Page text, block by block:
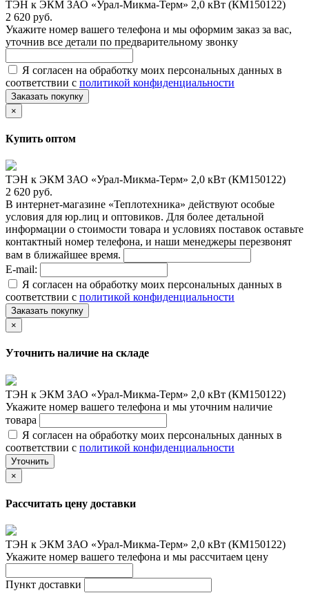
ТЭН к ЭКМ ЗАО «Урал-Микма-Терм» 2,0 кВт (КМ150122)
2 620 руб.
Укажите номер вашего телефона и мы оформим заказ за вас,
уточнив все детали по предварительному звонку
Я согласен на обработку моих персональных данных в
соответствии с политикой конфиденциальности
Заказать покупку
×
Купить оптом
ТЭН к ЭКМ ЗАО «Урал-Микма-Терм» 2,0 кВт (КМ150122)
2 620 руб.
В интернет-магазине «Теплотехника» действуют особые
условия для юр.лиц и оптовиков. Для более детальной
информации о стоимости товара и условиях поставок оставьте
контактный номер телефона, и наши менеджеры перезвонят
вам в ближайшее время.
E-mail:
Я согласен на обработку моих персональных данных в
соответствии с политикой конфиденциальности
Заказать покупку
×
Уточнить наличие на складе
ТЭН к ЭКМ ЗАО «Урал-Микма-Терм» 2,0 кВт (КМ150122)
Укажите номер вашего телефона и мы уточним наличие
товара
Я согласен на обработку моих персональных данных в
соответствии с политикой конфиденциальности
Уточнить
×
Рассчитать цену доставки
ТЭН к ЭКМ ЗАО «Урал-Микма-Терм» 2,0 кВт (КМ150122)
Укажите номер вашего телефона и мы рассчитаем цену
Пункт доставки